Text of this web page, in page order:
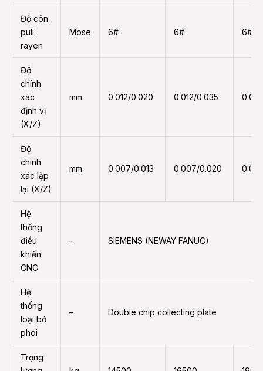
Độ côn
puli
rayen
Mose 6# 6# 6#
Độ
chính
xác
định vị
(X/Z)
mm 0.012/0.020 0.012/0.035
Độ
chính
xác lặp
lại (X/Z)
mm 0.007/0.013 0.007/0.020
Hệ
thống
điều
khiển
CNC
– SIEMENS (NEWAY FANUC)
Hệ
thống
loại bỏ
phoi
– Double chip collecting plate
Trọng